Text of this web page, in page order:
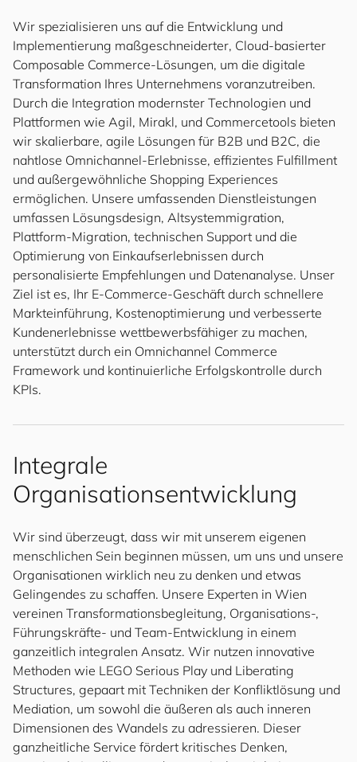
Wir spezialisieren uns auf die Entwicklung und
Implementierung maßgeschneiderter, Cloud-basierter
Composable Commerce-Lösungen, um die digitale
Transformation Ihres Unternehmens voranzutreiben.
Durch die Integration modernster Technologien und
Plattformen wie Agil, Mirakl, und Commercetools bieten
wir skalierbare, agile Lösungen für B2B und B2C, die
nahtlose Omnichannel-Erlebnisse, effizientes Fulfillment
und außergewöhnliche Shopping Experiences
ermöglichen. Unsere umfassenden Dienstleistungen
umfassen Lösungsdesign, Altsystemmigration,
Plattform-Migration, technischen Support und die
Optimierung von Einkaufserlebnissen durch
personalisierte Empfehlungen und Datenanalyse. Unser
Ziel ist es, Ihr E-Commerce-Geschäft durch schnellere
Markteinführung, Kostenoptimierung und verbesserte
Kundenerlebnisse wettbewerbsfähiger zu machen,
unterstützt durch ein Omnichannel Commerce
Framework und kontinuierliche Erfolgskontrolle durch
KPIs.
Integrale
Organisationsentwicklung
Wir sind überzeugt, dass wir mit unserem eigenen
menschlichen Sein beginnen müssen, um uns und unsere
Organisationen wirklich neu zu denken und etwas
Gelingendes zu schaffen. Unsere Experten in Wien
vereinen Transformationsbegleitung, Organisations-,
Führungskräfte- und Team-Entwicklung in einem
ganzeitlich integralen Ansatz. Wir nutzen innovative
Methoden wie LEGO Serious Play und Liberating
Structures, gepaart mit Techniken der Konfliktlösung und
Mediation, um sowohl die äußeren als auch inneren
Dimensionen des Wandels zu adressieren. Dieser
ganzheitliche Service fördert kritisches Denken,